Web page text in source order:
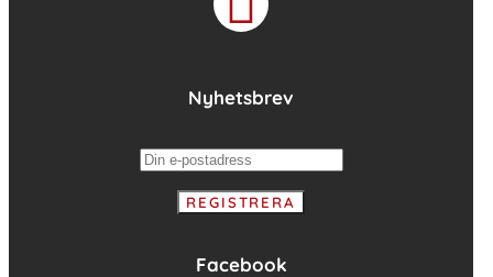
Nyhetsbrev
Facebook